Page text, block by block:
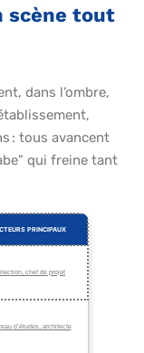
scène tout
dans l’ombre,
: tous avancent
qui freine tant
PRINCIPAUX
chef de projet
d’études, architecte